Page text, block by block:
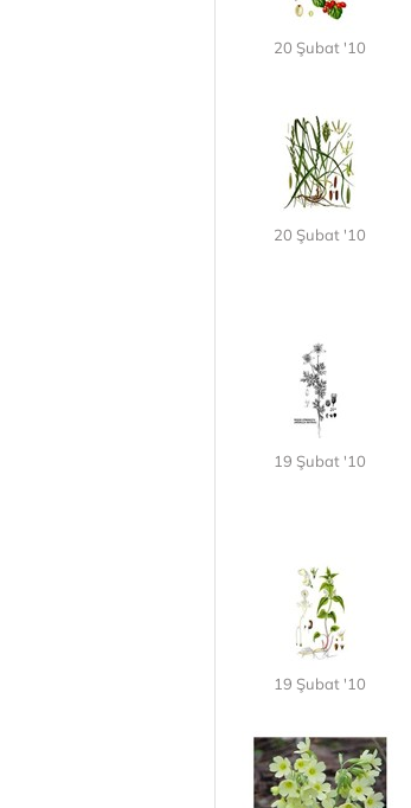
20 Şubat '10
20 Şubat '10
19 Şubat '10
19 Şubat '10